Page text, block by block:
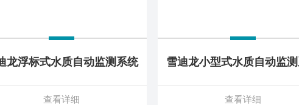
龙浮标式水质自动监测系统
查看详细
雪迪龙小型式水质自动监
查看详细